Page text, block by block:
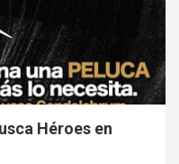
Héroes en